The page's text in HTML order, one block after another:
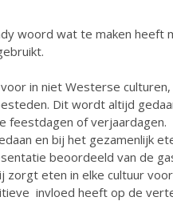
woord wat te maken heeft
in niet Westerse
Dit wordt altijd
feestdagen of verjaardagen.
en bij het gezamenlijk
beoordeeld van de
zorgt eten in elke cultuur
invloed heeft op de